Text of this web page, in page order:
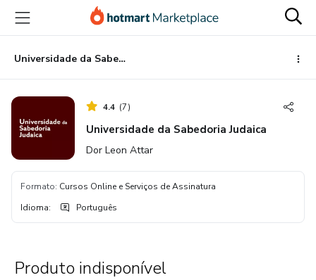
para
conteúdo
principal
para
pagamento
para
rodapé
Universidade da Sabedoria Judaica
4.4 (7)
Universidade da Sabedoria Judaica
Dor Leon Attar
Formato: Cursos Online e Serviços de Assinatura
Idioma: Português
Produto indisponível